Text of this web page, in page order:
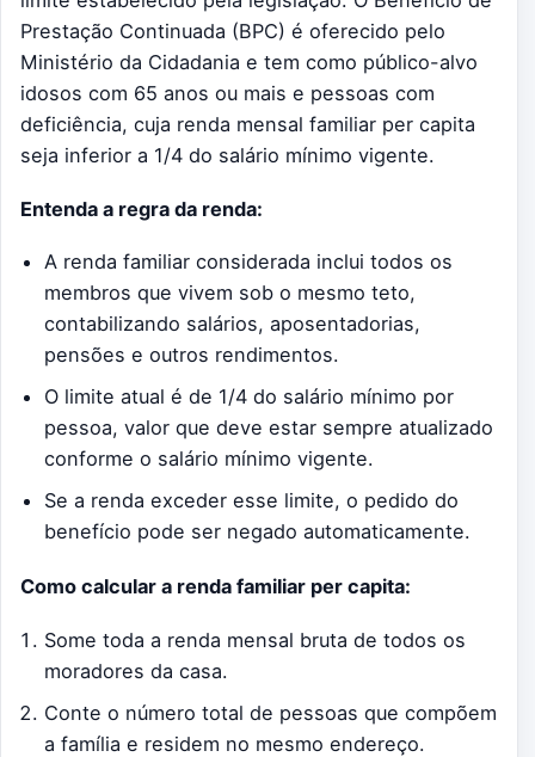
Prestação Continuada (BPC) é oferecido pelo
Ministério da Cidadania e tem como público-alvo
idosos com 65 anos ou mais e pessoas com
deficiência, cuja renda mensal familiar per capita
seja inferior a 1/4 do salário mínimo vigente.
Entenda a regra da renda:
A renda familiar considerada inclui todos os
membros que vivem sob o mesmo teto,
contabilizando salários, aposentadorias,
pensões e outros rendimentos.
O limite atual é de 1/4 do salário mínimo por
pessoa, valor que deve estar sempre atualizado
conforme o salário mínimo vigente.
Se a renda exceder esse limite, o pedido do
benefício pode ser negado automaticamente.
Como calcular a renda familiar per capita:
Some toda a renda mensal bruta de todos os
moradores da casa.
Conte o número total de pessoas que compõem
a família e residem no mesmo endereço.